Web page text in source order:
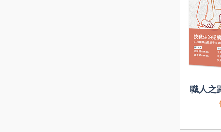
職人之